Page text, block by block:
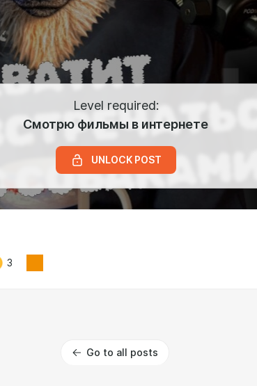
Level required:
Смотрю фильмы в интернете
UNLOCK POST
3
Go to all posts